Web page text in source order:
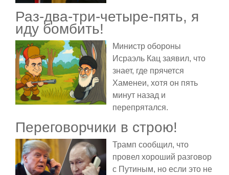
Раз-два-три-четыре-пять, я
иду бомбить!
Министр обороны
Исраэль Кац заявил, что
знает, где прячется
Хаменеи, хотя он пять
минут назад и
перепрятался.
Переговорчики в строю!
Трамп сообщил, что
провел хороший разговор
с Путиным, но если это не